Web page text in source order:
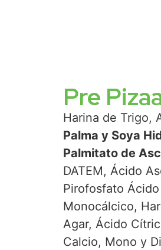
Pre
Harina de Trigo,
Palma y Soya
Palmitato de
DATEM, Ácido
Pirofosfato
Monocálcico,
Agar, Ácido
Calcio, Mono y